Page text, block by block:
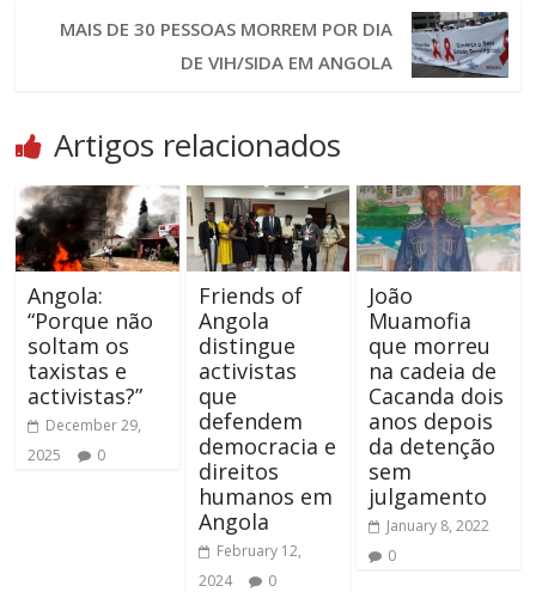
MAIS DE 30 PESSOAS MORREM POR DIA
DE VIH/SIDA EM ANGOLA
Artigos relacionados
Angola:
“Porque não
soltam os
taxistas e
activistas?”
December 29,
2025
0
Friends of
Angola
distingue
activistas
que
defendem
democracia e
direitos
humanos em
Angola
February 12,
2024
0
João
Muamofia
que morreu
na cadeia de
Cacanda dois
anos depois
da detenção
sem
julgamento
January 8, 2022
0